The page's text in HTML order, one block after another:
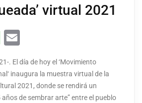
virtual 2021
WhatsApp
. El día de hoy el ‘Movimiento
inaugura la muestra virtual de la
2021, donde se rendirá un
años de sembrar arte” entre el pueblo